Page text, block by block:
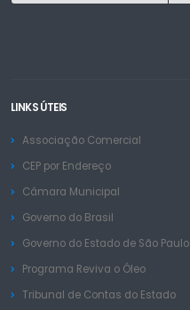
LINKS ÚTEIS
Associação Comercial
CEP por Endereço
Câmara Municipal
Governo do Brasil
Governo do Estado de São Paulo
Programa Reviva o Óleo
Tribunal de Contas do Estado